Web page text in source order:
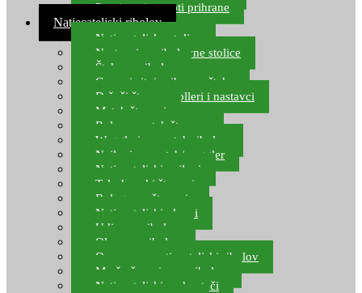
Provjereni recepti prihrane
Natjecateljski ribolov
Natjecateljske stolice
Nastavci za ribolovne stolice
Šteke za ribolov
Gume i sitni pribor za šteku
Držači štapova rolleri i nastavci
Match štapovi
Role za match štapove
Waggleri za match ribolov
Najloni za match/waggler
Natjecateljski najloni
Teleskopski štapovi
Bolognese štapovi
Natjecateljski plovci
Udice za ribolov
Olovo za ribolov
Oprema za natjecateljski ribolov
Mreže čuvarice za ribolov
Natjecateljski podmetači